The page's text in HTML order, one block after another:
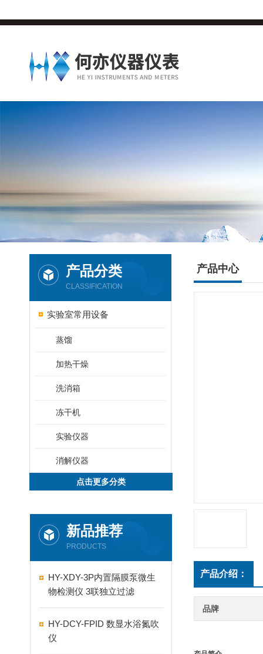
产品分类
CLASSIFICATION
实验室常用设备
蒸馏
加热干燥
洗消箱
冻干机
实验仪器
消解仪器
点击更多分类
新品推荐
PRODUCTS
HY-XDY-3P内置隔膜泵微生
物检测仪 3联独立过滤
HY-DCY-FPID 数显水浴氮吹
仪
产品中心
产品介绍：
品牌